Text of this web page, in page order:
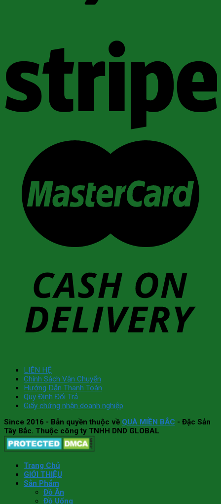
LIÊN HỆ
Chính Sách Vận Chuyển
Hướng Dẫn Thanh Toán
Quy Định Đổi Trả
Giấy chứng nhận doanh nghiệp
Since 2016 - Bản quyền thuộc về QUÀ MIỀN BẮC - Đặc Sản
Tây Bắc. Thuộc công ty TNHH DND GLOBAL
Trang Chủ
GIỚI THIỆU
Sản Phẩm
Đồ Ăn
Đồ Uống